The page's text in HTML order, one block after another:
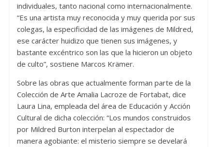
individuales, tanto nacional como internacionalmente.
“Es una artista muy reconocida y muy querida por sus
colegas, la especificidad de las imágenes de Mildred,
ese carácter huidizo que tienen sus imágenes, y
bastante excéntrico son las que la hicieron un objeto
de culto”, sostiene Marcos Krämer.
Sobre las obras que actualmente forman parte de la
Colección de Arte Amalia Lacroze de Fortabat, dice
Laura Lina, empleada del área de Educación y Acción
Cultural de dicha colección: “Los mundos construidos
por Mildred Burton interpelan al espectador de
manera agobiante: el misterio siempre se develará